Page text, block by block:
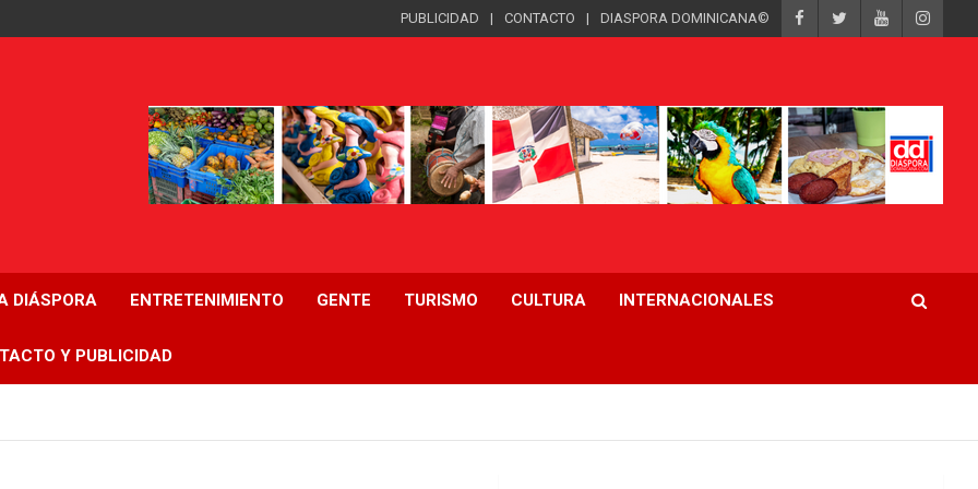
PUBLICIDAD CONTACTO DIASPORA DOMINICANA©
DIÁSPORA ENTRETENIMIENTO GENTE TURISMO CULTURA INTERNACIONALES
Y PUBLICIDAD